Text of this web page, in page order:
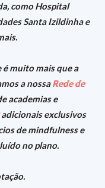
como Hospital
Santa Izildinha e
é muito mais que a
a nossaRede de
academias e
adicionais exclusivos
de mindfulness e
no plano.